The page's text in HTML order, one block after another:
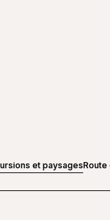
et paysagesRoute